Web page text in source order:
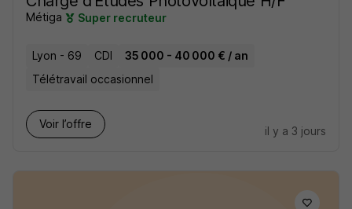
Métiga Super recruteur
Lyon - 69 CDI
35 000 - 40 000 € / an
Télétravail occasionnel
Voir l’offre
il y a 3 jours